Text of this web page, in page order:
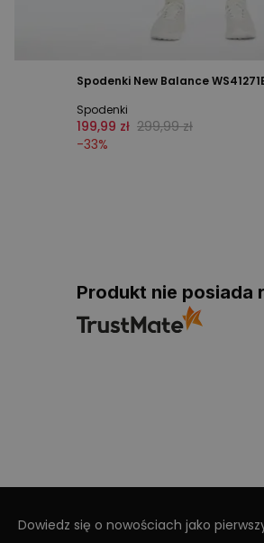
Spodenki New Balance
Spodenki
199,99 zł 299,99 zł
-33%
Produkt nie posiada
Dowiedz się o nowościach jako